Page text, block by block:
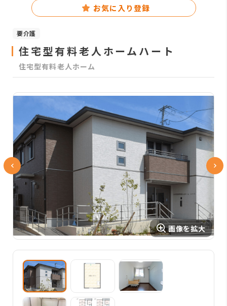
お気に入り登録
要介護
住宅型有料老人ホームハート
住宅型有料老人ホーム